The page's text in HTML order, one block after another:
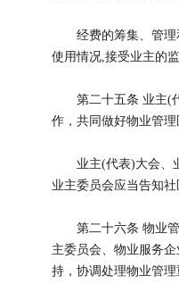
经费的筹集、管理和
使用情况,接受业主的监
第二十五条 业主(代
作，共同做好物业管
业主(代表)大会、业
业主委员会应当告知
第二十六条 物业管
主委员会、物业服务
持，协调处理物业管理